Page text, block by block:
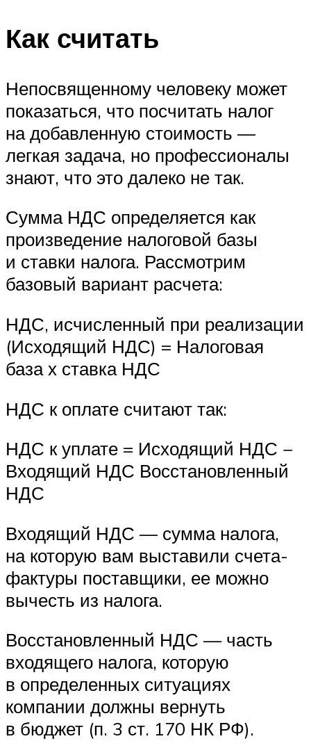
Как считать
Непосвященному человеку может
показаться, что посчитать налог
на добавленную стоимость —
легкая задача, но профессионалы
знают, что это далеко не так.
Сумма НДС определяется как
произведение налоговой базы
и ставки налога. Рассмотрим
базовый вариант расчета:
НДС, исчисленный при реализации
(Исходящий НДС) = Налоговая
база х ставка НДС
НДС к оплате считают так:
НДС к уплате = Исходящий НДС −
Входящий НДС Восстановленный
НДС
Входящий НДС — сумма налога,
на которую вам выставили счета-
фактуры поставщики, ее можно
вычесть из налога.
Восстановленный НДС — часть
входящего налога, которую
в определенных ситуациях
компании должны вернуть
в бюджет (п. 3 ст. 170 НК РФ).